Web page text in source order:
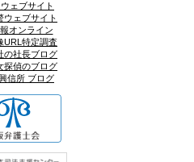
ェブサイト
ウェブサイト
オンライン
URL特定調査
の社長ブログ
探偵のブログ
信所 ブログ